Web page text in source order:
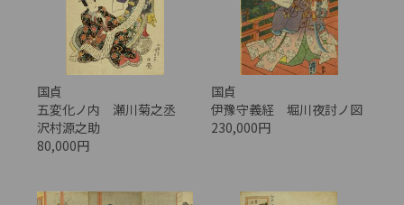
国貞
五変化ノ内 瀬川菊之丞
沢村源之助
80,000円
国貞
伊豫守義経 堀川夜討ノ図
230,000円